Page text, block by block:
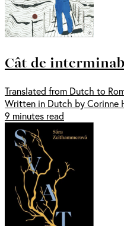
Cât de
Translated from Dutch to
Written in Dutch by Corinne
9 minutes read